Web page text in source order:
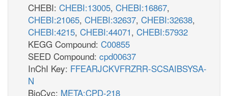
CHEBI: CHEBI:13005, CHEBI:16867,
CHEBI:21065, CHEBI:32637, CHEBI:32638,
CHEBI:4215, CHEBI:44071, CHEBI:57932
KEGG Compound: C00855
SEED Compound: cpd00637
InChI Key: FFEARJCKVFRZRR-SCSAIBSYSA-
N
BioCyc: META:CPD-218